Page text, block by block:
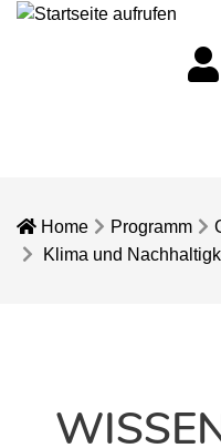
Home Programm
Klima und